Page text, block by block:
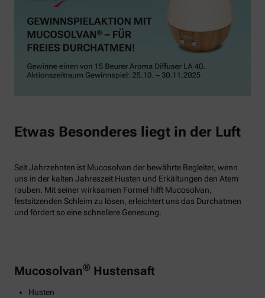
Etwas Besonderes liegt in der Luft
Seit Jahrzehnten ist Mucosolvan der bewährte Begleiter, wenn
uns in der kalten Jahreszeit Husten und Erkältungen den Atem
rauben. Mit seiner wirksamen Formel hilft Mucosolvan,
festsitzenden Schleim zu lösen, erleichtert uns das Durchatmen
und fördert so eine schnellere Genesung.
Mucosolvan® Hustensaft
Husten